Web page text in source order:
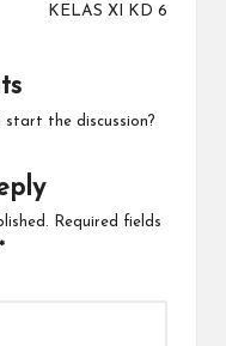
KELAS XI KD 6
start the discussion?
Required fields
*